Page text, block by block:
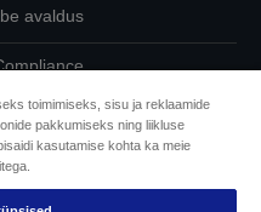
avaldus
osas ühendust
toimimiseks, sisu ja reklaamide
pakkumiseks ning liikluse
kasutamise kohta ka meie